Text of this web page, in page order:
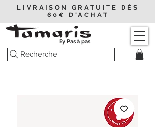
LIVRAISON GRATUITE DÈS
60€ D'ACHAT
Recherche
By Pas à pas